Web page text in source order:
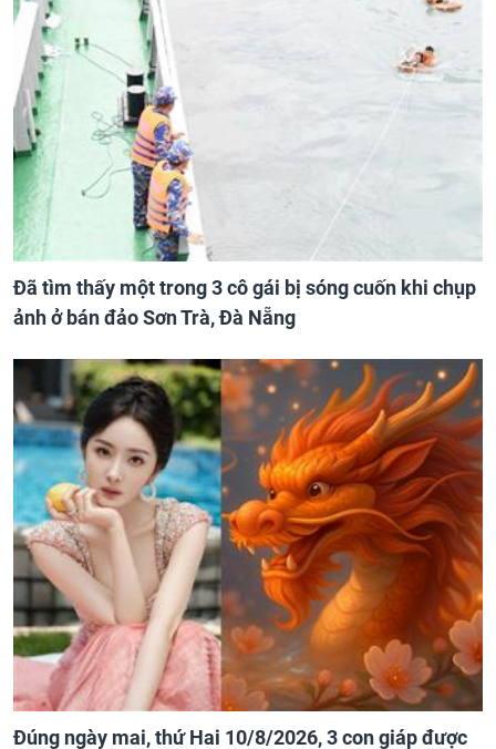
Đã tìm thấy một trong 3 cô gái bị sóng cuốn khi chụp
ảnh ở bán đảo Sơn Trà, Đà Nẵng
Đúng ngày mai, thứ Hai 10/8/2026, 3 con giáp được